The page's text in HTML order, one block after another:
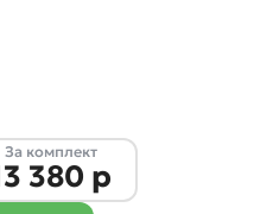
За комплект
380 р